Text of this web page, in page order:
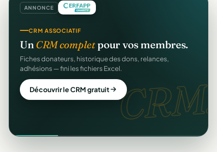
ANNONCE
CRM.
CRM ASSOCIATIF
Un CRM completpour vos membres.
Fiches donateurs, historique des dons, relances,
adhésions — fini les fichiers Excel.
Découvrir le CRM gratuit